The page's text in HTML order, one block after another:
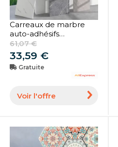
Carreaux de marbre
auto-adhésifs
imperméables,
autocollants de sol en
PVC, carrelage de
cuisine, autocollant
HOWall, 30cm x 60cm,
61,07 €
33,59 €
Gratuite
Voir l'offre